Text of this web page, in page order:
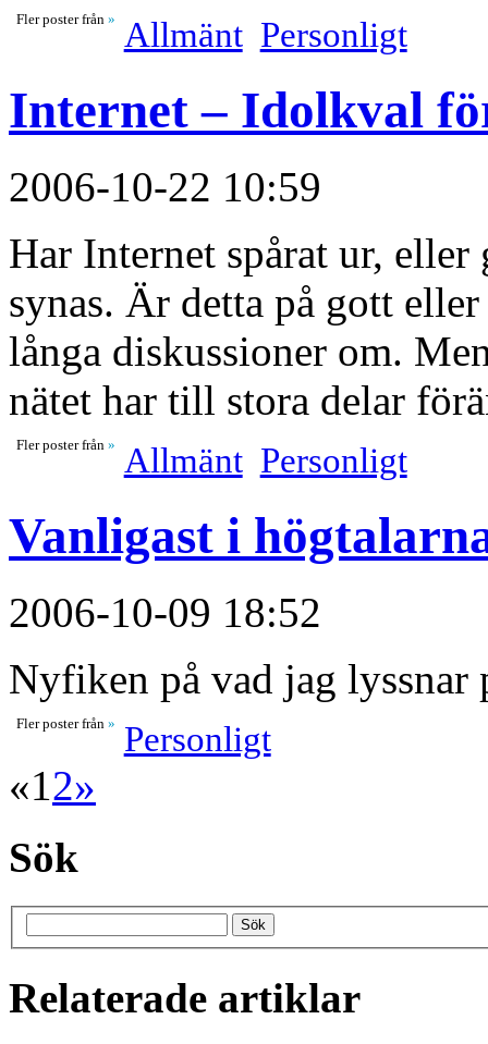
Fler poster från» Allmänt Personligt
Internet – Idolkval
2006-10-22 10:59
Har Internet spårat ur,
synas. Är detta på gott
långa diskussioner om.
nätet har till stora delar
Fler poster från» Allmänt Personligt
Vanligast i
2006-10-09 18:52
Nyfiken på vad jag lyssnar
Fler poster från» Personligt
«12»
Sök
Relaterade artiklar